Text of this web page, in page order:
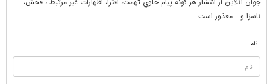
ناسزا و... معذور است
نام